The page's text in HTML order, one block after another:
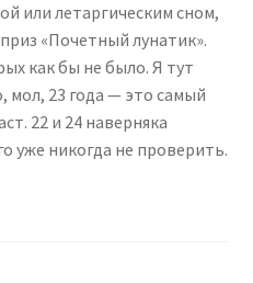
или летаргическим сном,
«Почетный лунатик».
как бы не было. Я тут
мол, 23 года — это самый
22 и 24 наверняка
уже никогда не проверить.